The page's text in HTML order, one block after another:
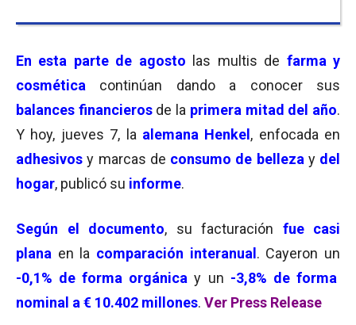
En esta parte de agosto las multis de farma y
cosmética continúan dando a conocer sus
balances financieros de la primera mitad del año.
Y hoy, jueves 7, la alemana Henkel , enfocada en
adhesivos y marcas de consumo de belleza ydel
hogar, publicó su informe.
Según el documento, su facturación fue casi
plana en la comparación interanual . Cayeron un
-0,1% de forma orgánica y un -3,8% de forma
nominal a € 10.402 millones. Ver Press Release